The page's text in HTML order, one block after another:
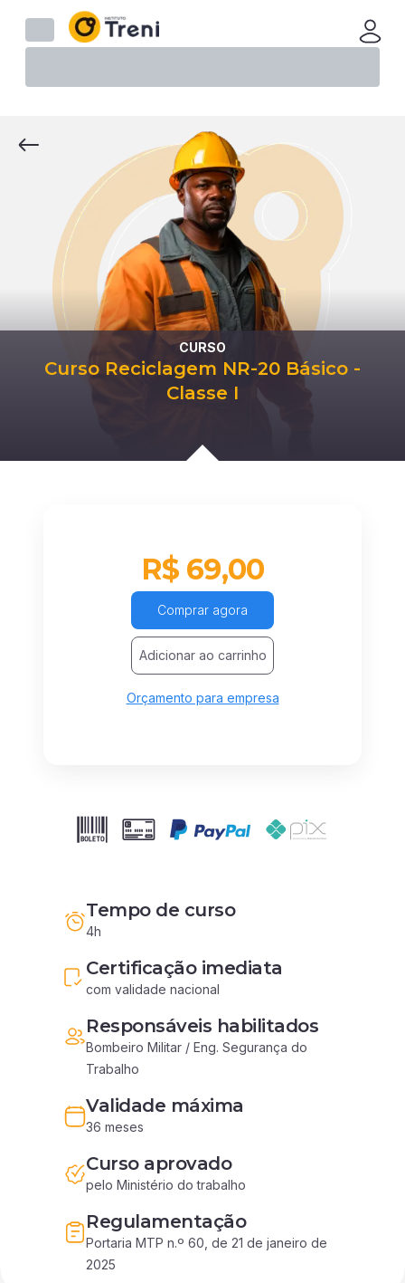
CURSO
Curso Reciclagem NR-20 Básico -
Classe I
R$ 69,00
Comprar agora
Adicionar ao carrinho
Orçamento para empresa
Tempo de curso
4h
Certificação imediata
com validade nacional
Responsáveis habilitados
Bombeiro Militar / Eng. Segurança do
Trabalho
Validade máxima
36 meses
Curso aprovado
pelo Ministério do trabalho
Regulamentação
Portaria MTP n.º 60, de 21 de janeiro de
2025